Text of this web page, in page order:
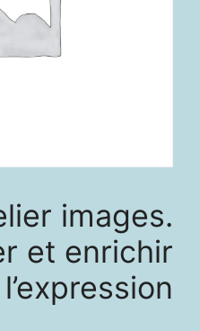
images.
et enrichir
l’expression